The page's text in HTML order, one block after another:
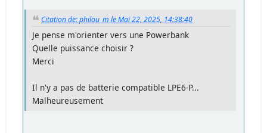
Citation de: philou_m le Mai 22, 2025, 14:38:40
Je pense m'orienter vers une Powerbank
Quelle puissance choisir ?
Merci
Il n'y a pas de batterie compatible LPE6-P...
Malheureusement